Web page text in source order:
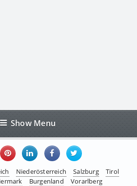
Show Menu
Niederösterreich Salzburg
Tirol
Burgenland Vorarlberg